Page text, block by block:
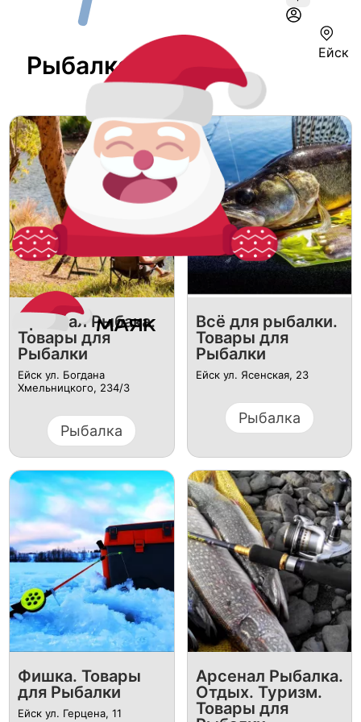
Ейск
Рыбалка В Ейске
Арсенал Рыбака.
Товары для
Рыбалки
Ейск ул. Богдана
Хмельницкого, 234/3
Рыбалка
Всё для рыбалки.
Товары для
Рыбалки
Ейск ул. Ясенская, 23
Рыбалка
Фишка. Товары
для Рыбалки
Ейск ул. Герцена, 11
Арсенал Рыбалка.
Отдых. Туризм.
Товары для